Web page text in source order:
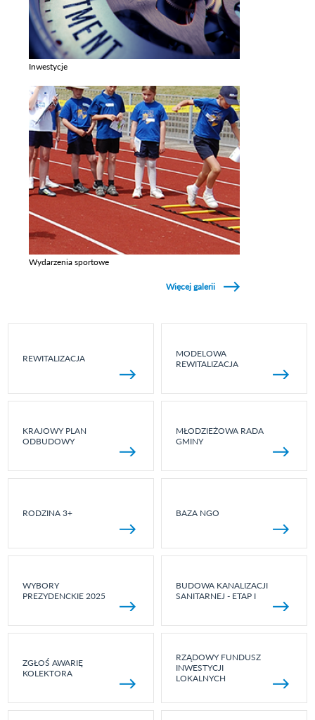
Inwestycje
Wydarzenia sportowe
Więcej galerii
REWITALIZACJA
MODELOWA
REWITALIZACJA
KRAJOWY PLAN
ODBUDOWY
MŁODZIEŻOWA RADA
GMINY
RODZINA 3+ BAZA NGO
WYBORY
PREZYDENCKIE 2025
BUDOWA KANALIZACJI
SANITARNEJ - ETAP I
ZGŁOŚ AWARIĘ
KOLEKTORA
RZĄDOWY FUNDUSZ
INWESTYCJI
LOKALNYCH